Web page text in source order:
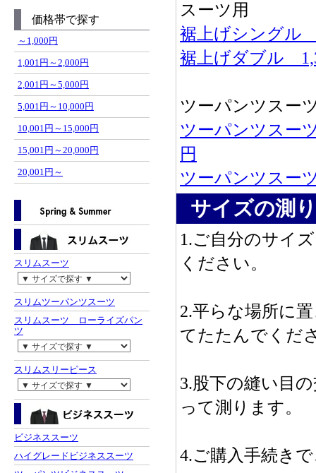
価格帯で探す
～1,000円
1,001円～2,000円
2,001円～5,000円
5,001円～10,000円
10,001円～15,000円
15,001円～20,000円
20,001円～
スリムスーツ
スリムツーパンツスーツ
スリムスーツ ローライズパン
ツ
スリムスリーピース
ビジネススーツ
ハイグレードビジネススーツ
スーツ用
裾上げシングル
裾上げダブル
ツーパンツスー
ツーパンツス
円
ツーパンツス
サイズの測
1.ご自分のサイ
ください。
2.平らな場所に
てたたんでくだ
3.股下の縫い目
って測ります。
4.ご購入手続き